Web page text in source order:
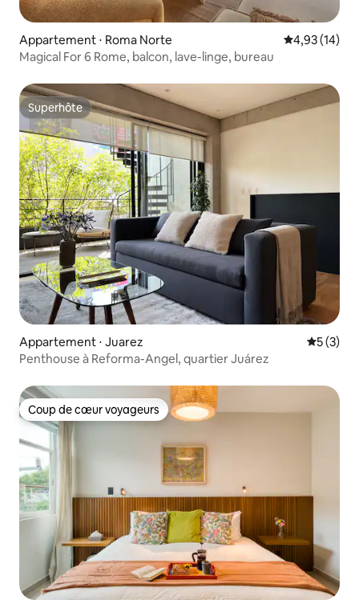
Appartement ⋅ Roma Norte Évaluation
4,93 (14)
Magical For 6 Rome, balcon, lave-linge, bureau
Superhôte
Superhôte
Appartement ⋅ Juarez
5 (3)
Penthouse à Reforma-Angel, quartier Juárez
Coup de cœur voyageurs
Coup de cœur voyageurs